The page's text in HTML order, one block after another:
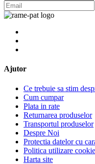
Ajutor
Ce trebuie sa stim
Cum cumpar
Plata in rate
Returnarea produselor
Transportul produselor
Despre Noi
Protectia datelor cu
Politica utilizare
Harta site